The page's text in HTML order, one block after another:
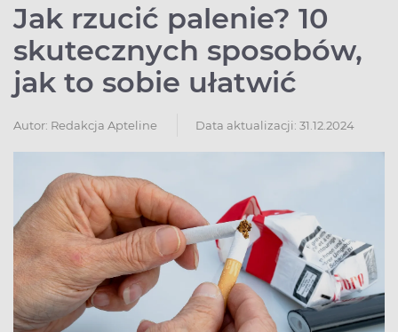
Jak rzucić palenie? 10
skutecznych sposobów,
jak to sobie ułatwić
Autor: Redakcja Apteline Data aktualizacji: 31.12.2024